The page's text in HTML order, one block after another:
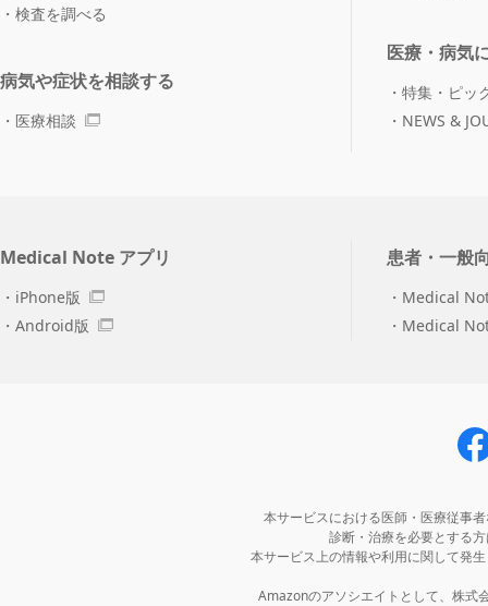
検査を調べる
病気や症状を相談する
医療相談
医療・病気
特集・ピッ
NEWS &
Medical Note アプリ
iPhone版
Android版
患者・一般
Medical
Medical
本サービスにおける医師・医療従事
診断・治療を必要とする
本サービス上の情報や利用に関して発
Amazonのアソシエイトとして、株式